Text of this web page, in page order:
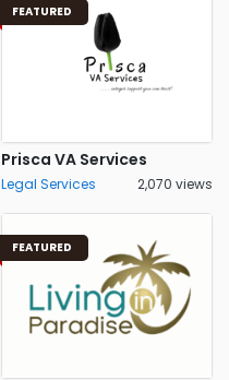
FEATURED
Prisca VA Services
Legal Services 2,070 views
FEATURED